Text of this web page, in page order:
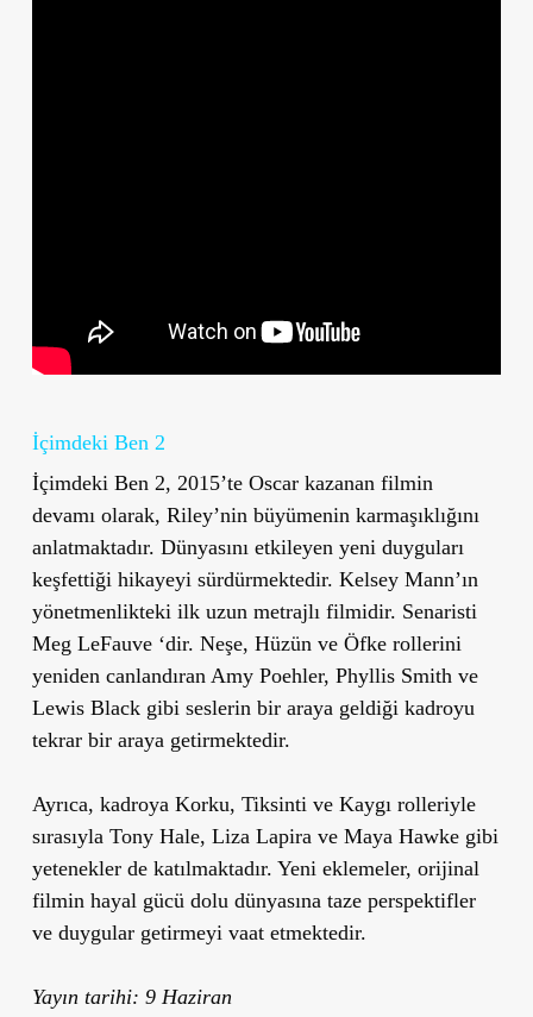
İçimdeki Ben 2
İçimdeki Ben 2, 2015’te Oscar kazanan filmin
devamı olarak, Riley’nin büyümenin karmaşıklığını
anlatmaktadır. Dünyasını etkileyen yeni duyguları
keşfettiği hikayeyi sürdürmektedir. Kelsey Mann’ın
yönetmenlikteki ilk uzun metrajlı filmidir. Senaristi
Meg LeFauve ‘dir. Neşe, Hüzün ve Öfke rollerini
yeniden canlandıran Amy Poehler, Phyllis Smith ve
Lewis Black gibi seslerin bir araya geldiği kadroyu
tekrar bir araya getirmektedir.
Ayrıca, kadroya Korku, Tiksinti ve Kaygı rolleriyle
sırasıyla Tony Hale, Liza Lapira ve Maya Hawke gibi
yetenekler de katılmaktadır. Yeni eklemeler, orijinal
filmin hayal gücü dolu dünyasına taze perspektifler
ve duygular getirmeyi vaat etmektedir.
Yayın tarihi: 9 Haziran